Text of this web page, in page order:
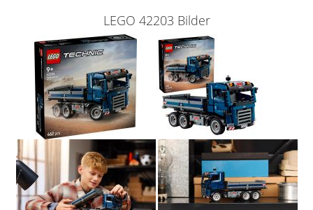
LEGO 42203 Bilder